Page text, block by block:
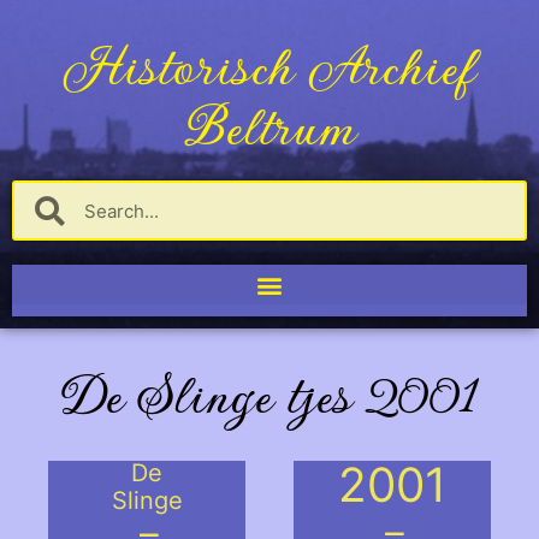
Historisch Archief
Beltrum
De Slinge tjes 2001
De
Slinge
2001